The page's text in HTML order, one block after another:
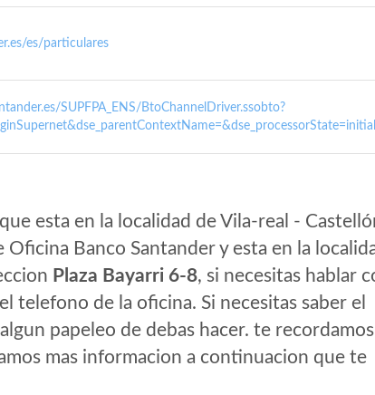
es/particulares
SUPFPA_ENS/BtoChannelDriver.ssobto?
que esta en la localidad de Vila-real -
Banco Santander y esta en la
Plaza Bayarri 6-8, si necesitas hablar
telefono de la oficina. Si necesitas saber el
papeleo de debas hacer. te recordamos
mas informacion a continuacion que te